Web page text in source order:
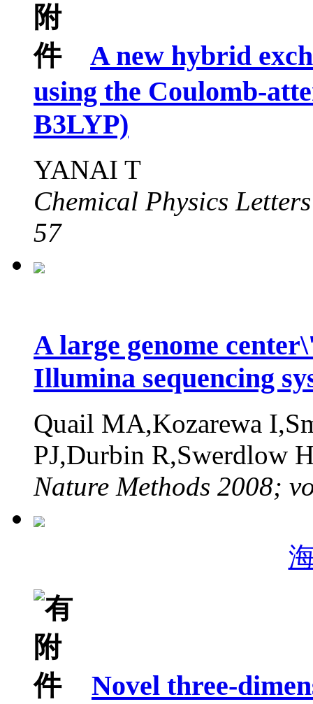
A new hybrid
using the Coulomb-
B3LYP)
YANAI T
Chemical Physics
57
A large genome
Illumina sequencing
Quail MA,Kozarewa
PJ,Durbin R,Swerdlow
Nature Methods 2008;
Novel three-